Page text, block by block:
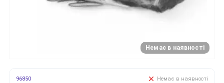
Немає в наявності
96850 Немає в наявності